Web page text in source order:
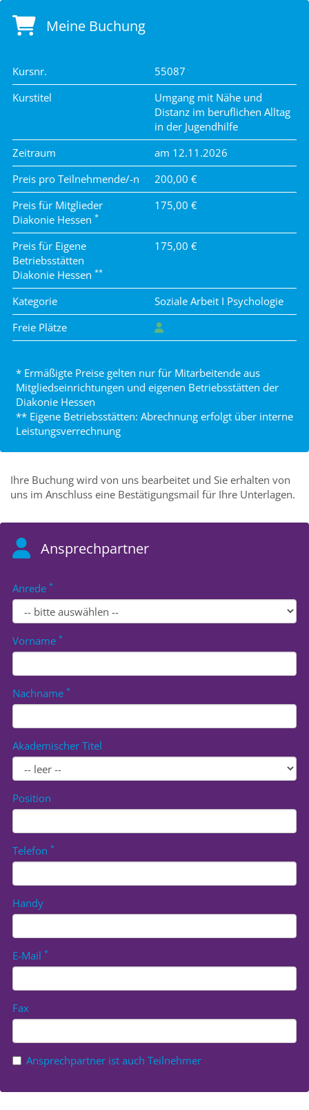
Meine Buchung
Kursnr.
55087
Kurstitel
Umgang mit Nähe und
Distanz im beruflichen Alltag
in der Jugendhilfe
Zeitraum
am 12.11.2026
Preis pro Teilnehmende/-n
200,00 €
Preis für Mitglieder
Diakonie Hessen *
175,00 €
Preis für Eigene
Betriebsstätten
Diakonie Hessen **
175,00 €
Kategorie
Soziale Arbeit I Psychologie
Freie Plätze
* Ermäßigte Preise gelten nur für Mitarbeitende aus
Mitgliedseinrichtungen und eigenen Betriebsstätten der
Diakonie Hessen
** Eigene Betriebsstätten: Abrechnung erfolgt über interne
Leistungsverrechnung
Ihre Buchung wird von uns bearbeitet und Sie erhalten von
uns im Anschluss eine Bestätigungsmail für Ihre Unterlagen.
Ansprechpartner
Anrede *
Vorname *
Nachname *
Akademischer Titel
Position
Telefon *
Handy
E-Mail *
Fax
Ansprechpartner ist auch Teilnehmer